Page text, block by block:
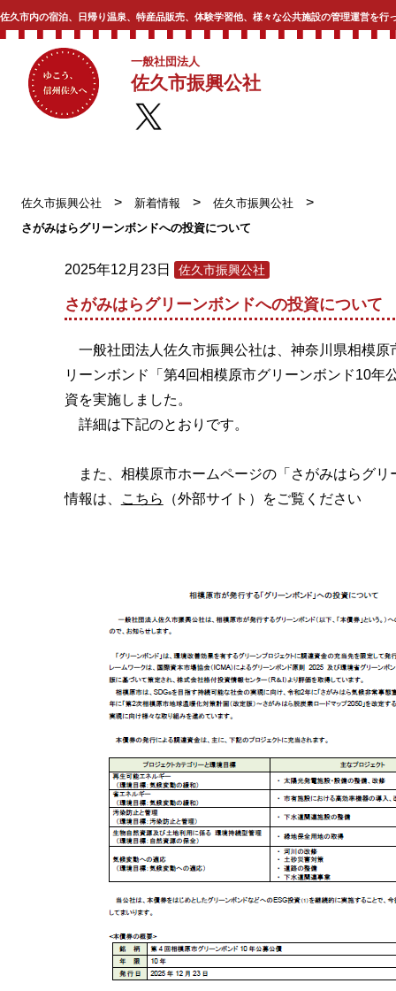
佐久市内の宿泊、日帰り温泉、特産品販売、体験学習他、様々な公共施設の管理運営を行
一般社団法人
佐久市振興公社
佐久市振興公社 > 新着情報 > 佐久市振興公社 >
さがみはらグリーンボンドへの投資について
2025年12月23日 佐久市振興公社
さがみはらグリーンボンドへの投資について
一般社団法人佐久市振興公社は、神奈川県相模原
リーンボンド「第4回相模原市グリーンボンド10年
資を実施しました。
詳細は下記のとおりです。
また、相模原市ホームページの「さがみはらグリ
情報は、
こちら （外部サイト）をご覧ください